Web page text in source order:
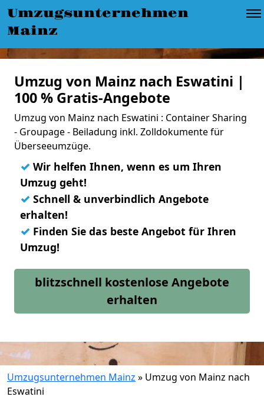
Umzugsunternehmen
Mainz
Umzug von Mainz nach Eswatini |
100 % Gratis-Angebote
Umzug von Mainz nach Eswatini : Container Sharing
- Groupage - Beiladung inkl. Zolldokumente für
Überseeumzüge.
✓ Wir helfen Ihnen, wenn es um Ihren
Umzug geht!
✓ Schnell & unverbindlich Angebote
erhalten!
✓ Finden Sie das beste Angebot für Ihren
Umzug!
blitzschnell kostenlose Angebote
erhalten
Umzugsunternehmen Mainz » Umzug von Mainz nach
Eswatini